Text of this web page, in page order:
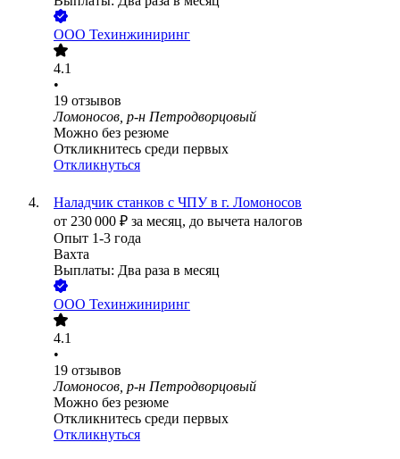
ООО Техинжиниринг
4.1
•
19 отзывов
Ломоносов, р-н Петродворцовый
Можно без резюме
Откликнитесь среди первых
Откликнуться
Наладчик станков с ЧПУ в г. Ломоносов
от 230 000 ₽ за месяц, до вычета налогов
Опыт 1-3 года
Вахта
Выплаты: Два раза в месяц
ООО Техинжиниринг
4.1
•
19 отзывов
Ломоносов, р-н Петродворцовый
Можно без резюме
Откликнитесь среди первых
Откликнуться